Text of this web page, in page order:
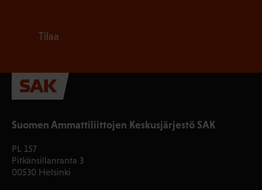
Suomen Ammattiliittojen Keskusjärjestö SAK
PL 157
Pitkänsillanranta 3
00530 Helsinki
Tilaa